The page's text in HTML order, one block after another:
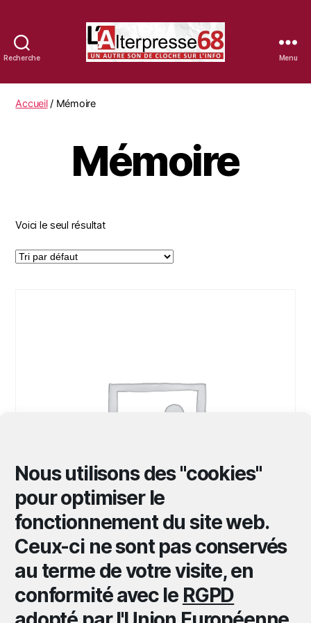
Nous utilisons des "cookies"
pour optimiser le
fonctionnement du site web.
Ceux-ci ne sont pas conservés
au terme de votre visite, en
conformité avec le RGPD
Recherche
librairie
Menu
Accueil/ Mémoire
Mémoire
Voici le seul résultat
La bataille d’Einaudi
10,00€